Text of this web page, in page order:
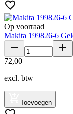
Op voorraad
Makita 199826-6
72,00
excl. btw
Toevoegen